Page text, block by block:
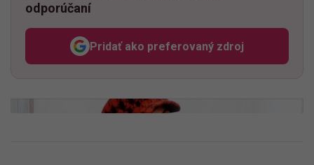
odporúčaní
Pridať ako preferovaný zdroj
Odzadu, odkaz sa otvorí v